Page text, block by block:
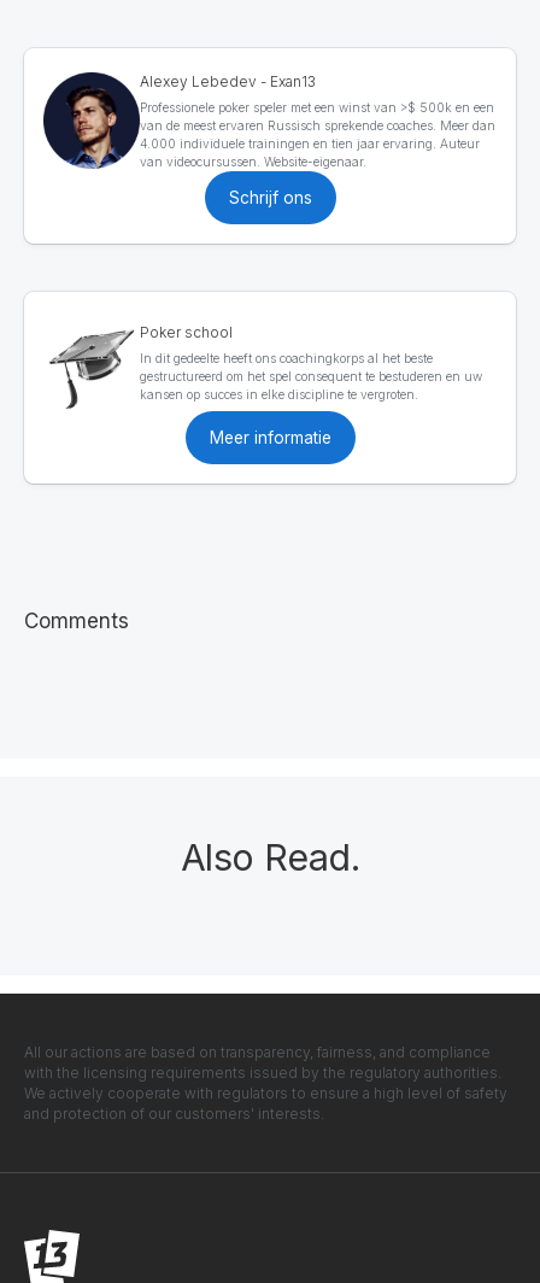
Alexey Lebedev - Exan13
Professionele poker speler met een winst van >$ 500k en een
van de meest ervaren Russisch sprekende coaches. Meer dan
4.000 individuele trainingen en tien jaar ervaring. Auteur
van videocursussen. Website-eigenaar.
Schrijf ons
Poker school
In dit gedeelte heeft ons coachingkorps al het beste
gestructureerd om het spel consequent te bestuderen en uw
kansen op succes in elke discipline te vergroten.
Meer informatie
Comments
Also Read.
All our actions are based on transparency, fairness, and compliance
with the licensing requirements issued by the regulatory authorities.
We actively cooperate with regulators to ensure a high level of safety
and protection of our customers' interests.